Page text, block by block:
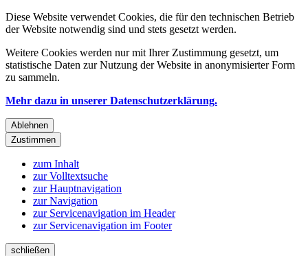
Diese Website verwendet Cookies, die für den technischen Betrieb
der Website notwendig sind und stets gesetzt werden.
Weitere Cookies werden nur mit Ihrer Zustimmung gesetzt, um
statistische Daten zur Nutzung der Website in anonymisierter Form
zu sammeln.
Mehr dazu in unserer Datenschutzerklärung.
Ablehnen
Zustimmen
zum Inhalt
zur Volltextsuche
zur Hauptnavigation
zur Navigation
zur Servicenavigation im Header
zur Servicenavigation im Footer
schließen